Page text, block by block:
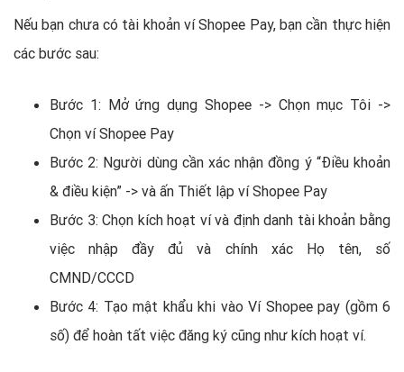
Nếu bạn chưa có tài khoản ví Shopee Pay, bạn cần thực hiện
các bước sau:
Bước 1: Mở ứng dụng Shopee -> Chọn mục Tôi ->
Chọn ví Shopee Pay
Bước 2: Người dùng cần xác nhận đồng ý “Điều khoản
& điều kiện” -> và ấn Thiết lập ví Shopee Pay
Bước 3: Chọn kích hoạt ví và định danh tài khoản bằng
việc nhập đầy đủ và chính xác Họ tên, số
CMND/CCCD
Bước 4: Tạo mật khẩu khi vào Ví Shopee pay (gồm 6
số) để hoàn tất việc đăng ký cũng như kích hoạt ví.